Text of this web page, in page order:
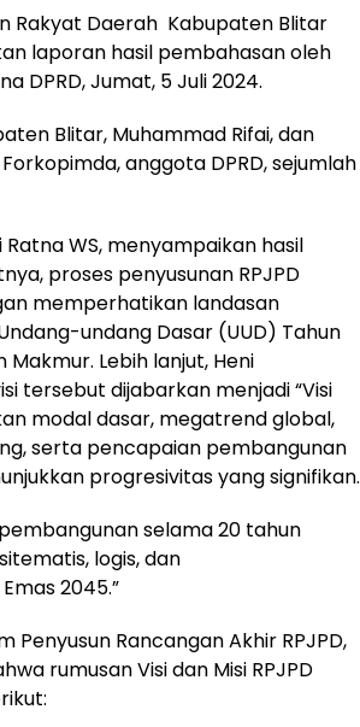
Rakyat Daerah Kabupaten Blitar
laporan hasil pembahasan oleh
DPRD, Jumat, 5 Juli 2024.
Blitar, Muhammad Rifai, dan
anggota DPRD, sejumlah
WS, menyampaikan hasil
proses penyusunan RPJPD
memperhatikan landasan
undang Dasar (UUD) Tahun
Makmur. Lebih lanjut, Heni
tersebut dijabarkan menjadi “Visi
modal dasar, megatrend global,
serta pencapaian pembangunan
progresivitas yang signifikan.
selama 20 tahun
logis, dan
2045.”
Rancangan Akhir RPJPD,
rumusan Visi dan Misi RPJPD